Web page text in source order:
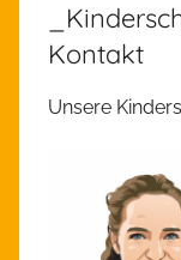
Kontakt
Unsere